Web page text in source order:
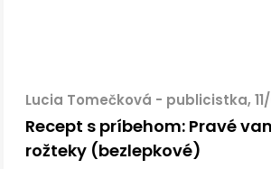
Lucia Tomečková - publicistka,
Recept s príbehom: Pravé
rožteky (bezlepkové)